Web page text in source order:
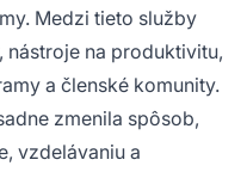
Medzi tieto služby
na produktivitu,
a členské komunity.
zmenila spôsob,
vzdelávaniu a